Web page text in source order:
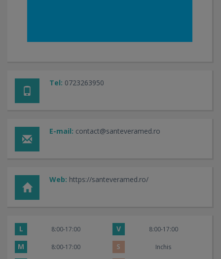
Tel: 0723263950
E-mail: contact@santeveramed.ro
Web: https://santeveramed.ro/
L 8:00-17:00 V 8:00-17:00
M 8:00-17:00 S Inchis